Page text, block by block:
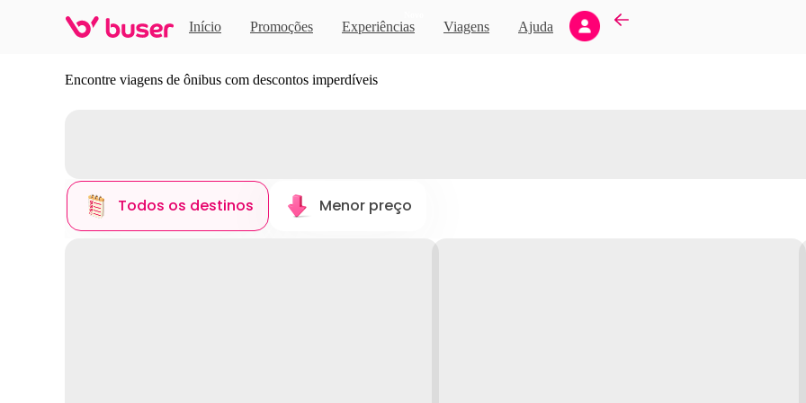
Início Promoções Experiências Viagens Ajuda
Descubra novos destinos
Encontre viagens de ônibus com descontos imperdíveis
Todos os destinos Menor preço